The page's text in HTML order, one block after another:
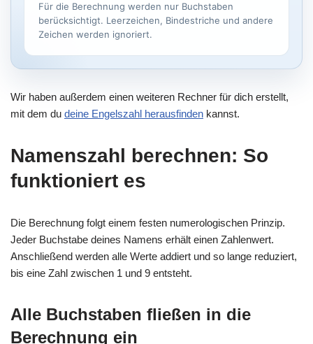
Für die Berechnung werden nur Buchstaben
berücksichtigt. Leerzeichen, Bindestriche und andere
Zeichen werden ignoriert.
Wir haben außerdem einen weiteren Rechner für dich erstellt,
mit dem du deine Engelszahl herausfinden kannst.
Namenszahl berechnen: So
funktioniert es
Die Berechnung folgt einem festen numerologischen Prinzip.
Jeder Buchstabe deines Namens erhält einen Zahlenwert.
Anschließend werden alle Werte addiert und so lange reduziert,
bis eine Zahl zwischen 1 und 9 entsteht.
Alle Buchstaben fließen in die
Berechnung ein